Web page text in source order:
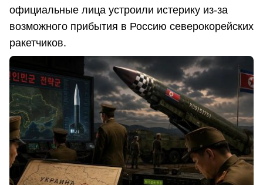
официальные лица устроили истерику из-за
возможного прибытия в Россию северокорейских
ракетчиков.